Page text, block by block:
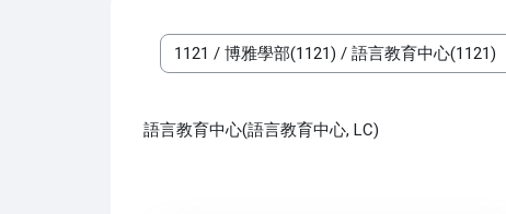
課程類別
語言教育中心(語言教育中心, LC)